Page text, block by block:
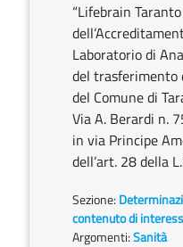
“Lifebrain
Laboratorio di
del trasferimento
del Comune di
Via A. Berardi n.
in via Principe
dell’art. 28 della
Sezione:
contenuto di
Argomenti:Sanità